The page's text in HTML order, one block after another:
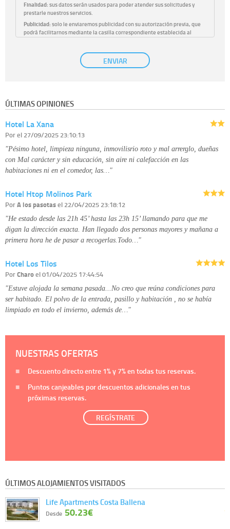
Finalidad:sus datos serán usados para poder atender sus solicitudes y
prestarle nuestros servicios.
Publicidad:solo le enviaremos publicidad con su autorización previa, que
podrá facilitarnos mediante la casilla correspondiente establecida al
únicamente trataremos sus datos con su consentimiento
previo, que podrá facilitarnos mediante la casilla correspondiente
Derechos:tiene derecho a saber qué información tenemos sobre usted,
disponible en nuestra página web.
Información complementaria:
ENVIAR
ÚLTIMAS OPINIONES
Hotel La Xana
Porel 27/09/2025 23:10:13
"Pésimo hotel, limpieza ninguna, inmovilisrio roto y mal arrerglo, dueñas
con Mal carácter y sin educación, sin aire ni calefacción en las
habitaciones ni en el comedor, las…"
Hotel Htop Molinos Park
PorA los pasotasel 22/04/2025 23:18:12
"He estado desde las 21h 45’ hasta las 23h 15’ llamando para que me
digan la dirección exacta. Han llegado dos personas mayores y mañana a
primera hora he de pasar a recogerlas.Todo…"
Hotel Los Tilos
PorCharoel 01/04/2025 17:44:54
"Estuve alojada la semana pasada...No creo que reúna condiciones para
ser habitado. El polvo de la entrada, pasillo y habitación , no se había
limpiado en todo el invierno, además de…"
NUESTRAS OFERTAS
Descuento directo entre 1%y 7%en todas tus reservas.
Puntos canjeables por descuentos adicionales en tus
próximas reservas.
REGÍSTRATE
ÚLTIMOS ALOJAMIENTOS VISITADOS
Life Apartments Costa Ballena
Desde 50.23€